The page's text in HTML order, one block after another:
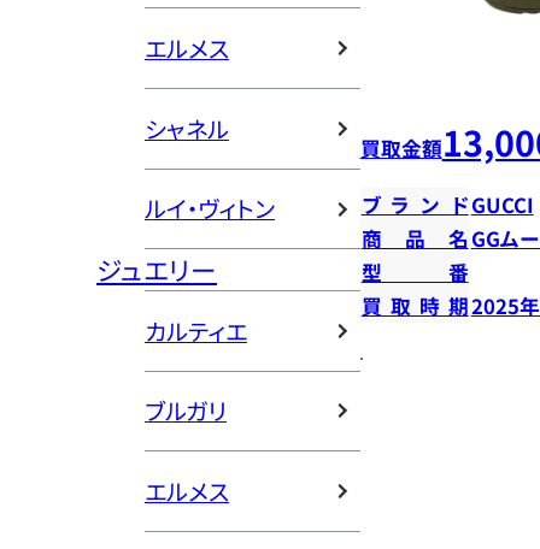
エルメス
シャネル
ルイ・ヴィトン
ジュエリー
カルティエ
ブルガリ
エルメス
買取金額
ブランドGUCCI
商品名 GGム
型番
買取時期2025